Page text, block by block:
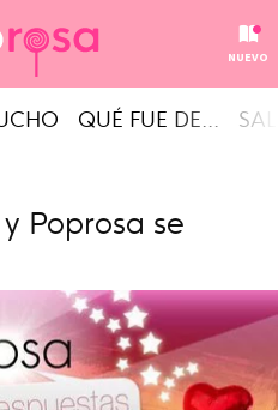
NUEVO
QUÉ FUE DE...
Poprosa se